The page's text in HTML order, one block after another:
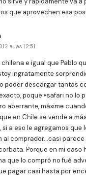
que aprovechen esa
a las 12:51
chilena e igual que Pablo
ingratamente
poder descargar tantas
poque «safari no lo
aberrante, máxime
en Chile se vende a
si a eso le agregamos que
al comprador…casi parece
Porque en mi caso
que lo compró no fué
pagar casi hasta por